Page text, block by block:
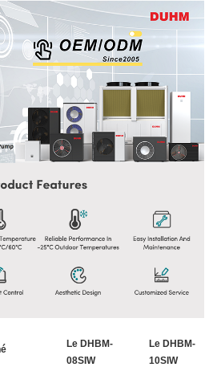
Le DHBM-
08SIW
Le DHBM-
10SIW